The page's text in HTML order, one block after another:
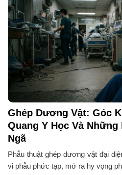
Ghép Dương Vật: Góc
Quang Y Học Và Những
Ngã
Phẫu thuật ghép dương vật đại
vi phẫu phức tạp, mở ra hy vọng